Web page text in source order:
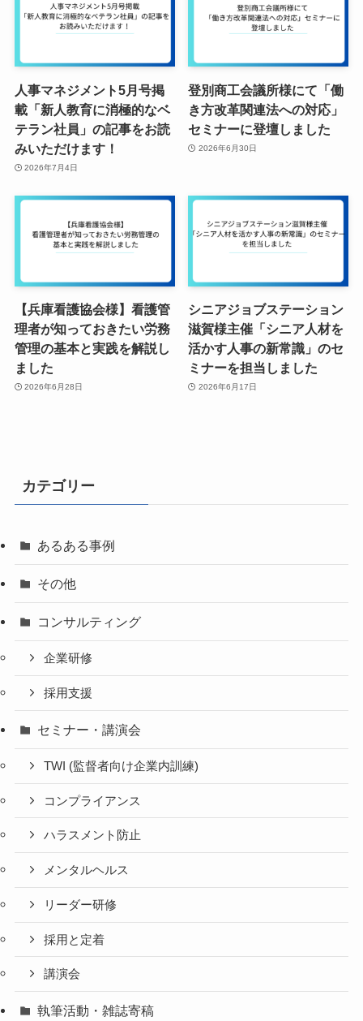
人事マネジメント5月号掲
載「新人教育に消極的なベ
テラン社員」の記事をお読
みいただけます！
2026年7月4日
登別商工会議所様にて「働
き方改革関連法への対応」
セミナーに登壇しました
2026年6月30日
【兵庫看護協会様】看護管
理者が知っておきたい労務
管理の基本と実践を解説し
ました
2026年6月28日
シニアジョブステーション
滋賀様主催「シニア人材を
活かす人事の新常識」のセ
ミナーを担当しました
2026年6月17日
カテゴリー
あるある事例
その他
コンサルティング
企業研修
採用支援
セミナー・講演会
TWI (監督者向け企業内訓練)
コンプライアンス
ハラスメント防止
メンタルヘルス
リーダー研修
採用と定着
講演会
執筆活動・雑誌寄稿